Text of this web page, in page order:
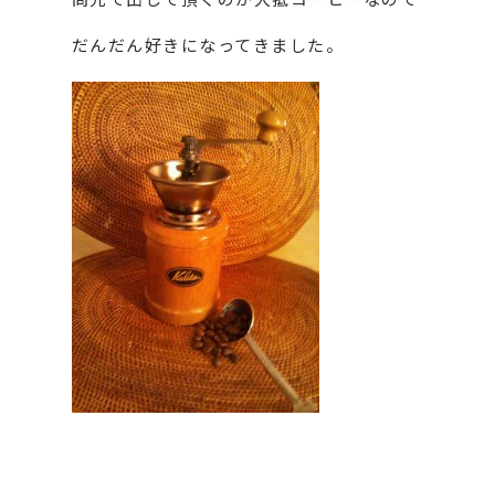
だんだん好きになってきました。